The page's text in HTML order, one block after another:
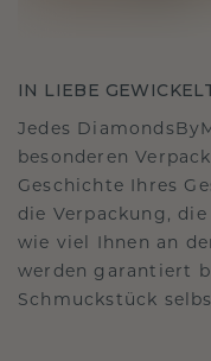
IN LIEBE
Jedes
besonderen
Geschichte Ihres
die Verpackung,
wie viel Ihnen an
werden garantiert
Schmuckstück